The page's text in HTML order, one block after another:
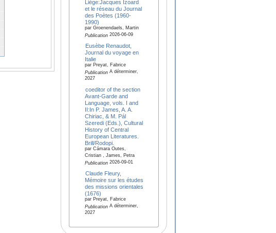
Liège:Jacques Izoard
et le réseau du Journal
des Poètes (1960-
1990)
par Groenendaels, Martin
Publication2026-06-09
Eusèbe Renaudot,
Journal du voyage en
Italie
par Preyat, Fabrice
PublicationA déterminer,
2027
coeditor of the section
Avant-Garde and
Language, vols. I and
II:In P. James, A. A.
Chiriac, & M. Pál
Szeredi (Eds.), Cultural
History of Central
European Literatures.
Brill/Rodopi.
par Cámara Outes,
Cristian , James, Petra
Publication2026-09-01
Claude Fleury,
Mémoire sur les études
des missions orientales
(1676)
par Preyat, Fabrice
PublicationA déterminer,
2027